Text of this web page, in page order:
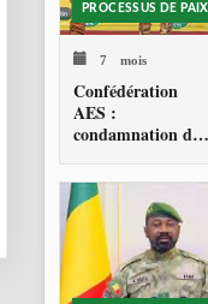
PROCESSUS DE PAIX
7 mois
Confédération
AES :
condamnation de
américaine au
Venezuela